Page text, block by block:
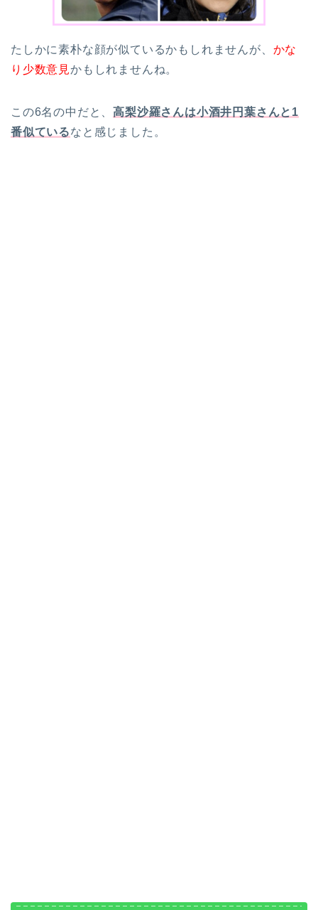
たしかに素朴な顔が似ているかもしれませんが、 かな
り少数意見かもしれませんね。
この6名の中だと、高梨沙羅さんは小酒井円葉さんと1
番似ているなと感じました。